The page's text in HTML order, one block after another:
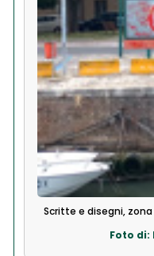
Scritte e disegni,
Foto di: